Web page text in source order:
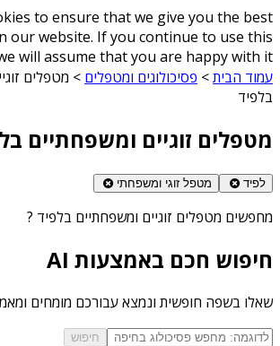
to ensure that we give you the best
our website. If you continue to use this
will assume that you are happy with it
עמוד הבית> פסיכולוגים ומטפלים > מטפלים
בלפיד
מטפלים זוגיים ומשפחתיים
לפיד מטפל זוגי ומשפחתי
מחפשים מטפלים זוגיים ומשפחתיים בלפיד ?
חיפוש חכם באמצעות AI
שאלו בשפה חופשית ונמצא עבורכם מומחים
חיפוש